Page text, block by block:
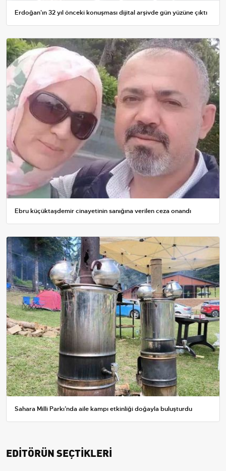
Erdoğan'ın 32 yıl önceki konuşması dijital arşivde gün yüzüne çıktı
Ebru küçüktaşdemir cinayetinin sanığına verilen ceza onandı
Sahara Milli Parkı’nda aile kampı etkinliği doğayla buluşturdu
EDİTÖRÜN SEÇTİKLERİ